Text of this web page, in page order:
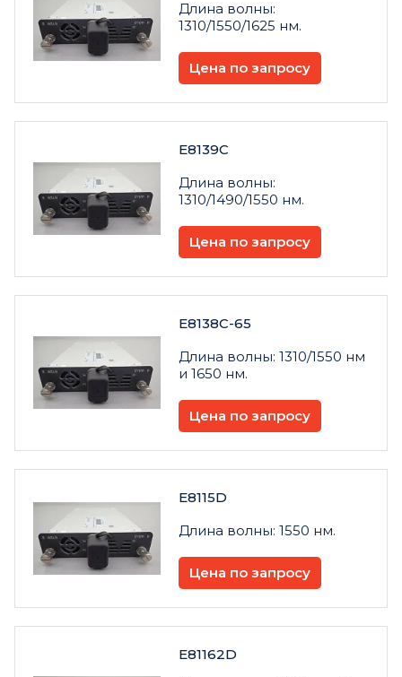
Длина волны:
1310/1550/1625 нм.
Цена по запросу
E8139C
Длина волны:
1310/1490/1550 нм.
Цена по запросу
E8138C-65
Длина волны: 1310/1550 нм
и 1650 нм.
Цена по запросу
E8115D
Длина волны: 1550 нм.
Цена по запросу
E81162D